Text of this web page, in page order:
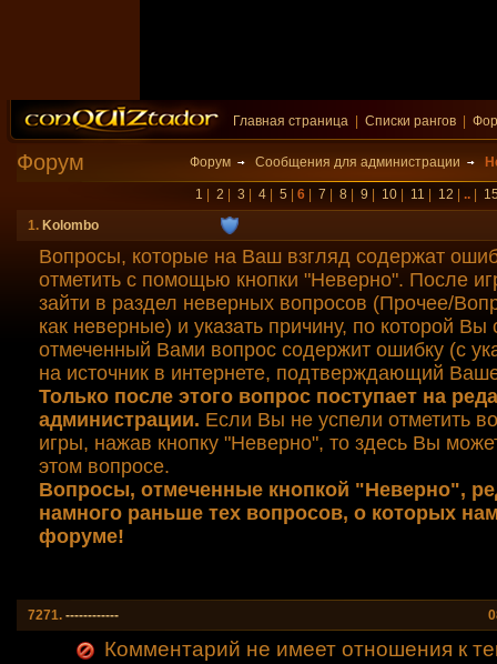
Главная страница Списки рангов
Форум Форум Сообщения для администрации
1 2 3 4 5 6 7 8 9 10 11 12 ..
1. Kolombo
Вопросы, которые на Ваш взгляд содержат
отметить с помощью кнопки "Неверно". После
зайти в раздел неверных вопросов (Прочее/
как неверные) и указать причину, по которой Вы
отмеченный Вами вопрос содержит ошибку (с
на источник в интернете, подтверждающий
Только после этого вопрос поступает на
администрации. Если Вы не успели отметить
игры, нажав кнопку "Неверно", то здесь Вы
этом вопросе.
Вопросы, отмеченные кнопкой "Неверно",
намного раньше тех вопросов, о которых
форуме!
7271. ------------
Комментарий не имеет отношения к